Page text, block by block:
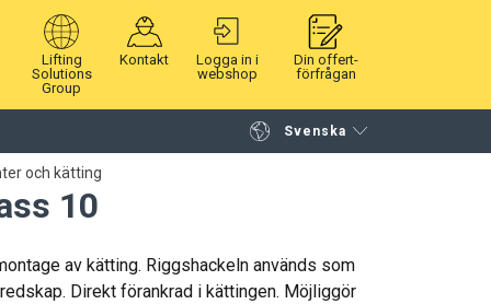
Lifting
Solutions
Group
Kontakt
Logga in i
webshop
Din offert-
förfrågan
Svenska
Fortsätt handla Gå till kassan
och kätting
10
av kätting. Riggshackeln används som
Direkt förankrad i kättingen. Möjliggör